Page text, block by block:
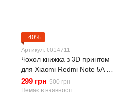
−40%
Артикул: 0014711
Чохол книжка з 3D принтом
для Xiaomi Redmi Note 5A з
екошкіри із підставкою та
магнитом чорна gd2
299 грн 500 грн
Немає в наявності